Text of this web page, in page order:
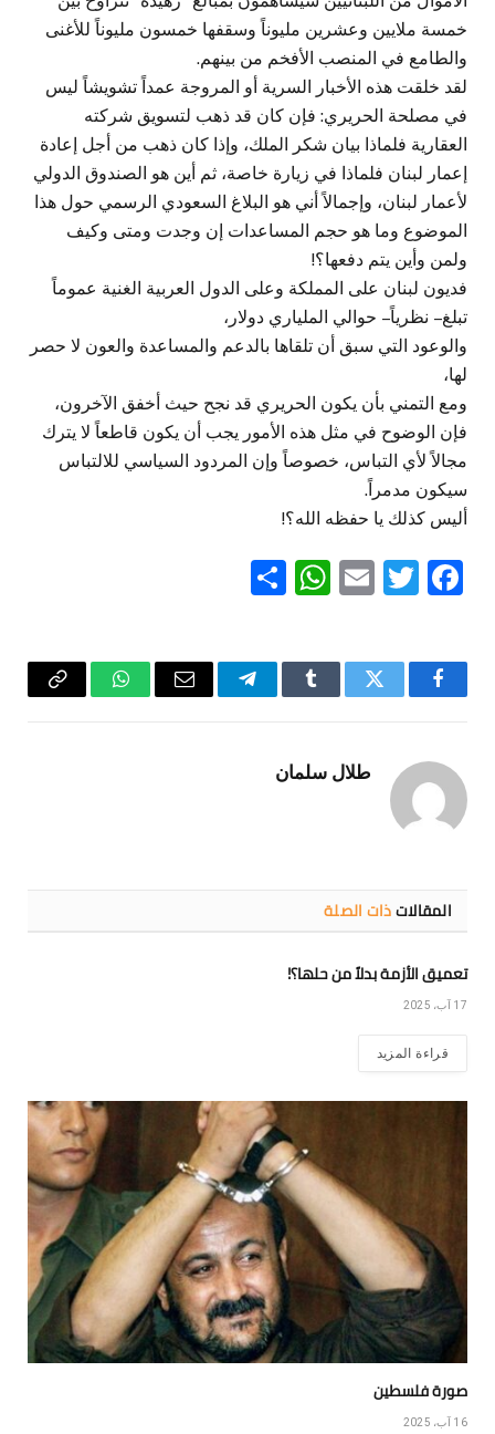
خمسة ملايين وعشرين مليوناً وسقفها خمسون مليوناً للأغنى
والطامع في المنصب الأفخم من بينهم.
لقد خلقت هذه الأخبار السرية أو المروجة عمداً تشويشاً ليس
في مصلحة الحريري: فإن كان قد ذهب لتسويق شركته
العقارية فلماذا بيان شكر الملك، وإذا كان ذهب من أجل إعادة
إعمار لبنان فلماذا في زيارة خاصة، ثم أين هو الصندوق الدولي
لأعمار لبنان، وإجمالاً أني هو البلاغ السعودي الرسمي حول هذا
الموضوع وما هو حجم المساعدات إن وجدت ومتى وكيف
ولمن وأين يتم دفعها؟!
فديون لبنان على المملكة وعلى الدول العربية الغنية عموماً
تبلغ – نظرياً – حوالي الملياري دولار،
والوعود التي سبق أن تلقاها بالدعم والمساعدة والعون لا حصر
لها،
ومع التمني بأن يكون الحريري قد نجح حيث أخفق الآخرون،
فإن الوضوح في مثل هذه الأمور يجب أن يكون قاطعاً لا يترك
مجالاً لأي التباس، خصوصاً وإن المردود السياسي للالتباس
سيكون مدمراً.
أليس كذلك يا حفظه الله؟!
Facebook
Twitter
Email
WhatsApp
فيسبوكتويتر Tumblr تيلقرام البريد
واتسابCopy
طلال سلمان
المقالاتذات الصلة
تعميق الأزمة بدلاً من حلها؟!
17 آب، 2025
قراءة المزيد
صورة فلسطين
16 آب، 2025